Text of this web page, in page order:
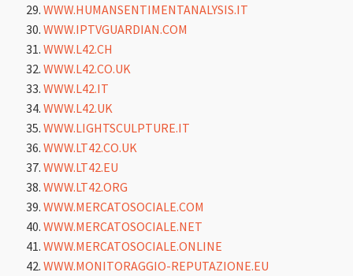
WWW.HUMANSENTIMENTANALYSIS.IT
WWW.IPTVGUARDIAN.COM
WWW.L42.CH
WWW.L42.CO.UK
WWW.L42.IT
WWW.L42.UK
WWW.LIGHTSCULPTURE.IT
WWW.LT42.CO.UK
WWW.LT42.EU
WWW.LT42.ORG
WWW.MERCATOSOCIALE.COM
WWW.MERCATOSOCIALE.NET
WWW.MERCATOSOCIALE.ONLINE
WWW.MONITORAGGIO-REPUTAZIONE.EU